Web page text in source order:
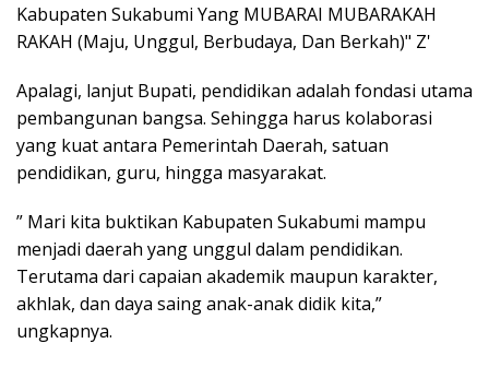
Apalagi, lanjut Bupati, pendidikan adalah fondasi utama
pembangunan bangsa. Sehingga harus kolaborasi
yang kuat antara Pemerintah Daerah, satuan
pendidikan, guru, hingga masyarakat.
” Mari kita buktikan Kabupaten Sukabumi mampu
menjadi daerah yang unggul dalam pendidikan.
Terutama dari capaian akademik maupun karakter,
akhlak, dan daya saing anak-anak didik kita,”
ungkapnya.